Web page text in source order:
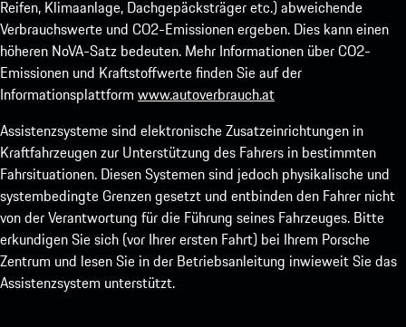
Reifen, Klimaanlage, Dachgepäcksträger etc.) abweichende
Verbrauchswerte und CO2-Emissionen ergeben. Dies kann einen
höheren NoVA-Satz bedeuten. Mehr Informationen über CO2-
Emissionen und Kraftstoffwerte finden Sie auf der
Informationsplattform www.autoverbrauch.at
Assistenzsysteme sind elektronische Zusatzeinrichtungen in
Kraftfahrzeugen zur Unterstützung des Fahrers in bestimmten
Fahrsituationen. Diesen Systemen sind jedoch physikalische und
systembedingte Grenzen gesetzt und entbinden den Fahrer nicht
von der Verantwortung für die Führung seines Fahrzeuges. Bitte
erkundigen Sie sich (vor Ihrer ersten Fahrt) bei Ihrem Porsche
Zentrum und lesen Sie in der Betriebsanleitung inwieweit Sie das
Assistenzsystem unterstützt.